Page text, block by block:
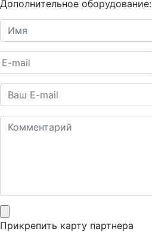
Дополнительное оборудование:
Прикрепить карту партнера